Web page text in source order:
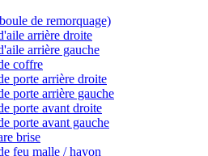
de remorquage)
arrière droite
arrière gauche
coffre
porte arrière droite
porte arrière gauche
porte avant droite
porte avant gauche
brise
feu malle / hayon